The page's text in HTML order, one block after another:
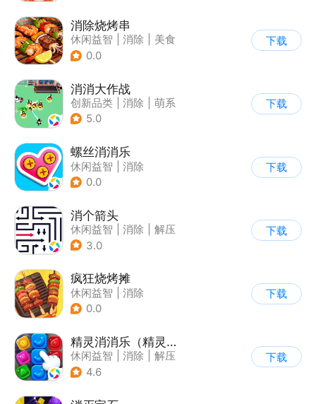
消除烧烤串
休闲益智 消除
美食
| 清新
0.0
下载
消消大作战
创新品类 消除
萌系
| 单机
5.0
下载
螺丝消消乐
休闲益智
消除
0.0
下载
消个箭头
休闲益智 消除
解压
| 清新
3.0
下载
疯狂烧烤摊
休闲益智
消除
0.0
下载
精灵消消乐（精灵版）
休闲益智 消除
解压
| 单机
4.6
下载